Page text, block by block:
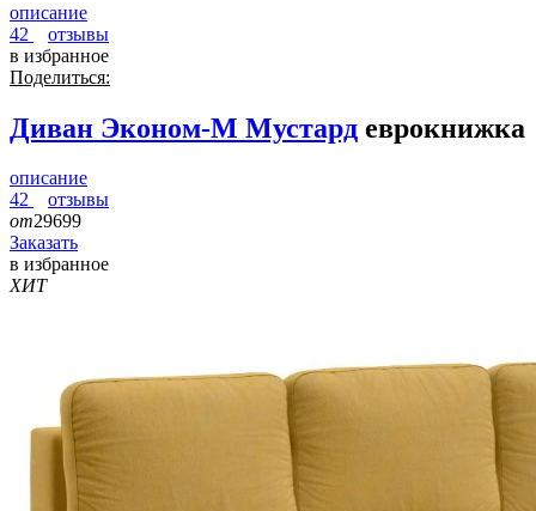
описание
42
отзывы
в избранное
Поделиться:
Диван Эконом-М Мустард еврокнижка
описание
42
отзывы
от29699
Заказать
в избранное
ХИТ